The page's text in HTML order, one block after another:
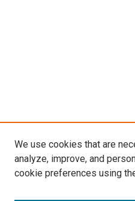
We use cookies that are
analyze, improve, and
cookie preferences using